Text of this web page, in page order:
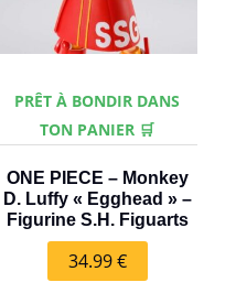
PRÊT À BONDIR DANS
TON PANIER 🛒
ONE PIECE – Monkey
D. Luffy « Egghead » –
Figurine S.H. Figuarts
34.99€